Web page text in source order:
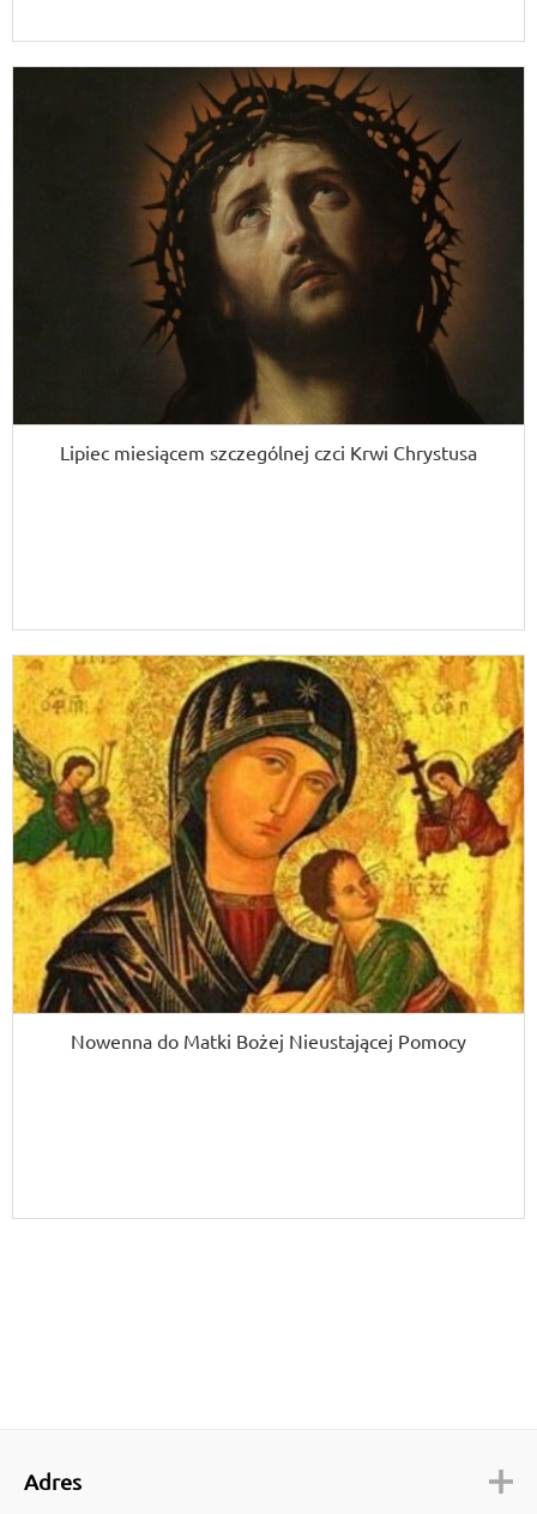
Lipiec miesiącem szczególnej czci Krwi Chrystusa
Nowenna do Matki Bożej Nieustającej Pomocy
Adres